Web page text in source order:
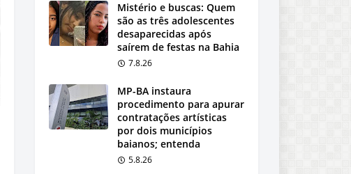
Mistério e buscas: Quem
são as três adolescentes
desaparecidas após
saírem de festas na Bahia
7.8.26
MP-BA instaura
procedimento para apurar
contratações artísticas
por dois municípios
baianos; entenda
5.8.26